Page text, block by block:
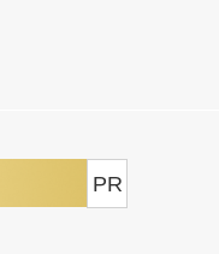
PR